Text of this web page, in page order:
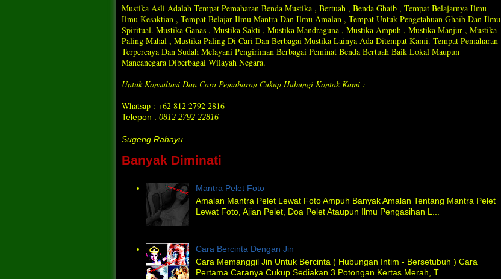
Mustika Asli Adalah Tempat Pemaharan Benda Mustika , Bertuah , Benda Ghaib , Tempat Belajarnya Ilmu
Ilmu Kesaktian , Tempat Belajar Ilmu Mantra Dan Ilmu Amalan , Tempat Untuk Pengetahuan Ghaib Dan Ilmu
Spiritual. Mustika Ganas , Mustika Sakti , Mustika Mandraguna , Mustika Ampuh , Mustika Manjur , Mustika
Paling Mahal , Mustika Paling Di Cari Dan Berbagai Mustika Lainya Ada Ditempat Kami. Tempat Pemaharan
Terpercaya Dan Sudah Melayani Pengiriman Berbagai Peminat Benda Bertuah Baik Lokal Maupun
Mancanegara Diberbagai Wilayah Negara.
Untuk Konsultasi Dan Cara Pemaharan Cukup Hubungi Kontak Kami :
Whatsap : +62 812 2792 2816
Telepon : 0812 2792 22816
Sugeng Rahayu.
Banyak Diminati
Mantra Pelet Foto
Amalan Mantra Pelet Lewat Foto Ampuh Banyak Amalan Tentang Mantra Pelet
Lewat Foto, Ajian Pelet, Doa Pelet Ataupun Ilmu Pengasihan L...
Cara Bercinta Dengan Jin
Cara Memanggil Jin Untuk Bercinta ( Hubungan Intim - Bersetubuh ) Cara
Pertama Caranya Cukup Sediakan 3 Potongan Kertas Merah, T...